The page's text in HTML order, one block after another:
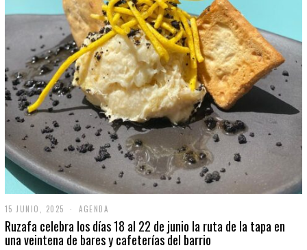
15 JUNIO, 2025
J
U
AGENDA
Ruzafa celebra los días 18 al 22 de junio la ruta de la tapa en
una veintena de bares y cafeterías del barrio